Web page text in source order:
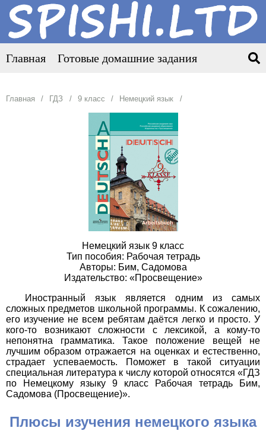
Главная Готовые домашние задания
Главная ГДЗ 9 класс Немецкий язык
Немецкий язык 9 класс
Тип пособия: Рабочая тетрадь
Авторы: Бим, Садомова
Издательство: «Просвещение»
Иностранный язык является одним из самых
сложных предметов школьной программы. К сожалению,
его изучение не всем ребятам даётся легко и просто. У
кого-то возникают сложности с лексикой, а кому-то
непонятна грамматика. Такое положение вещей не
лучшим образом отражается на оценках и естественно,
страдает успеваемость. Поможет в такой ситуации
специальная литература к числу которой относятся «ГДЗ
по Немецкому языку 9 класс Рабочая тетрадь Бим,
Садомова (Просвещение)».
Плюсы изучения немецкого языка